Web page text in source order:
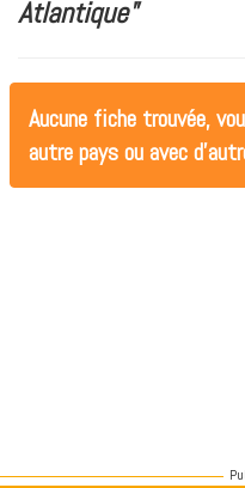
Atlantique"
Aucune fiche trouvée,
autre pays ou avec